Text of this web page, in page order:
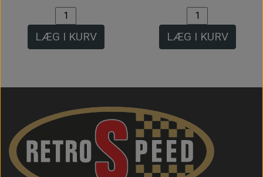
LÆG I KURV LÆG I KURV